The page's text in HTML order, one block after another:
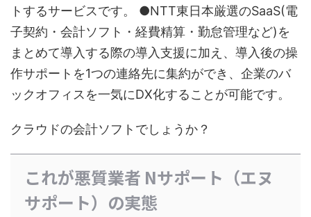
トするサービスです。 ●NTT東日本厳選のSaaS(電
子契約・会計ソフト・経費精算・勤怠管理など)を
まとめて導入する際の導入支援に加え、導入後の操
作サポートを1つの連絡先に集約ができ、企業のバ
ックオフィスを一気にDX化することが可能です。
クラウドの会計ソフトでしょうか？
これが悪質業者 Nサポート（エヌ
サポート）の実態